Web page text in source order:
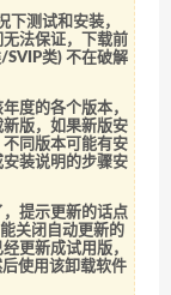
下测试和安装，
法保证，下载前
SVIP类) 不在破解
度的各个版本，
版，如果新版安
同版本可能有安
装说明的步骤安
提示更新的话点
关闭自动更新的
更新成试用版，
使用该卸载软件